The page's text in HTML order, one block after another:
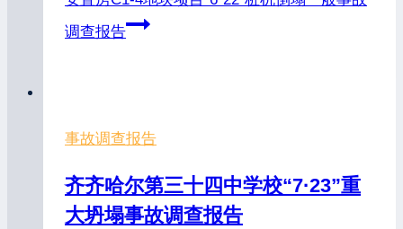
调查报告
事故调查报告
齐齐哈尔第三十四中学校“7·23”重
大坍塌事故调查报告